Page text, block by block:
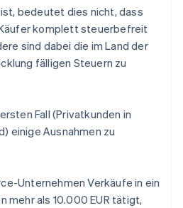
bedeutet dies nicht, dass
komplett steuerbefreit
sind dabei die im Land der
fälligen Steuern zu
Fall (Privatkunden in
einige Ausnahmen zu
Unternehmen Verkäufe in ein
mehr als 10.000 EUR tätigt,